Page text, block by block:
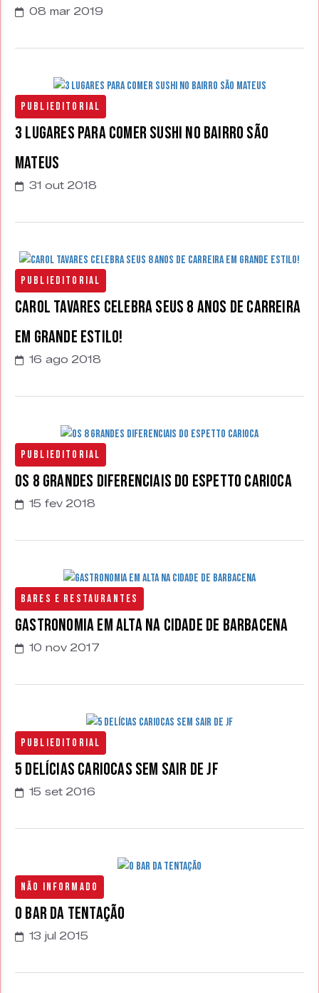
08 mar 2019
Publieditorial
3 Lugares para comer sushi no bairro São
Mateus
31 out 2018
Publieditorial
Carol Tavares celebra seus 8 anos de carreira
em grande estilo!
16 ago 2018
Publieditorial
Os 8 grandes diferenciais do Espetto Carioca
15 fev 2018
Bares e Restaurantes
Gastronomia em alta na cidade de Barbacena
10 nov 2017
Publieditorial
5 delícias cariocas sem sair de JF
15 set 2016
Não Informado
O Bar da Tentação
13 jul 2015